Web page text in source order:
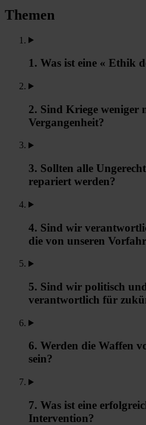
Themen
1. Was ist eine « Ethik
2. Sind Kriege weniger
Vergangenheit?
3. Sollten alle
repariert werden?
4. Sind wir
die von unseren
5. Sind wir politisch
verantwortlich für
6. Werden die Waffen
sein?
7. Was ist eine
Intervention?